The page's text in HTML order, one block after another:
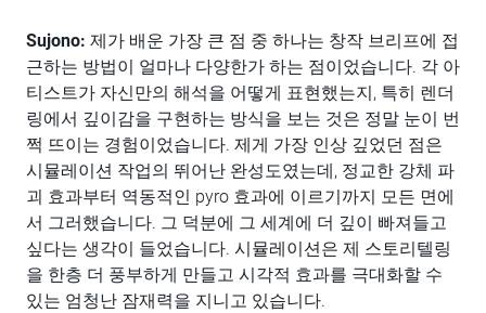
Sujono: 제가 배운 가장 큰 점 중 하나는 창작 브리프에 접
근하는 방법이 얼마나 다양한가 하는 점이었습니다. 각 아
티스트가 자신만의 해석을 어떻게 표현했는지, 특히 렌더
링에서 깊이감을 구현하는 방식을 보는 것은 정말 눈이 번
쩍 뜨이는 경험이었습니다. 제게 가장 인상 깊었던 점은
시뮬레이션 작업의 뛰어난 완성도였는데, 정교한 강체 파
괴 효과부터 역동적인 pyro 효과에 이르기까지 모든 면에
서 그러했습니다. 그 덕분에 그 세계에 더 깊이 빠져들고
싶다는 생각이 들었습니다. 시뮬레이션은 제 스토리텔링
을 한층 더 풍부하게 만들고 시각적 효과를 극대화할 수
있는 엄청난 잠재력을 지니고 있습니다.